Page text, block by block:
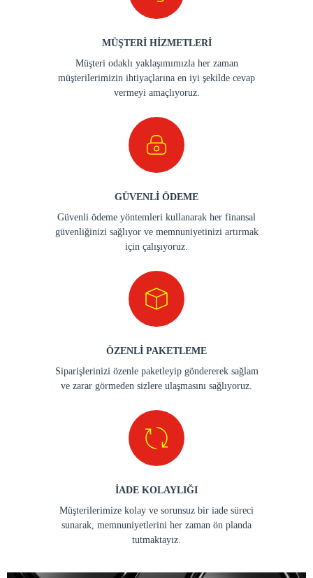
MÜŞTERİ HİZMETLERİ
Müşteri odaklı yaklaşımımızla her zaman
müşterilerimizin ihtiyaçlarına en iyi şekilde cevap
vermeyi amaçlıyoruz.
GÜVENLİ ÖDEME
Güvenli ödeme yöntemleri kullanarak her finansal
güvenliğinizi sağlıyor ve memnuniyetinizi artırmak
için çalışıyoruz.
ÖZENLİ PAKETLEME
Siparişlerinizi özenle paketleyip göndererek sağlam
ve zarar görmeden sizlere ulaşmasını sağlıyoruz.
İADE KOLAYLIĞI
Müşterilerimize kolay ve sorunsuz bir iade süreci
sunarak, memnuniyetlerini her zaman ön planda
tutmaktayız.